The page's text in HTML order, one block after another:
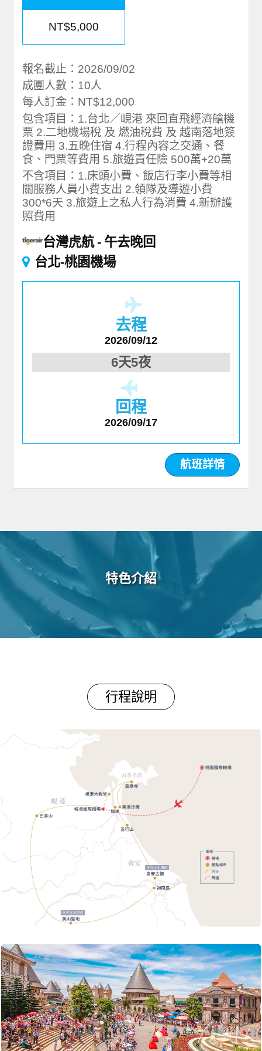
NT$5,000
報名截止：2026/09/02
成團人數：10人
每人訂金：NT$12,000
包含項目：1.台北／峴港 來回直飛經濟艙機
票 2.二地機場稅 及 燃油稅費 及 越南落地簽
證費用 3.五晚住宿 4.行程內容之交通、餐
食、門票等費用 5.旅遊責任險 500萬+20萬
不含項目：1.床頭小費、飯店行李小費等相
關服務人員小費支出 2.領隊及導遊小費
300*6天 3.旅遊上之私人行為消費 4.新辦護
照費用
台灣虎航
午去晚回
台北-桃園機場
去程
2026/09/12
6天5夜
回程
2026/09/17
航班詳情
特色介紹
行程說明